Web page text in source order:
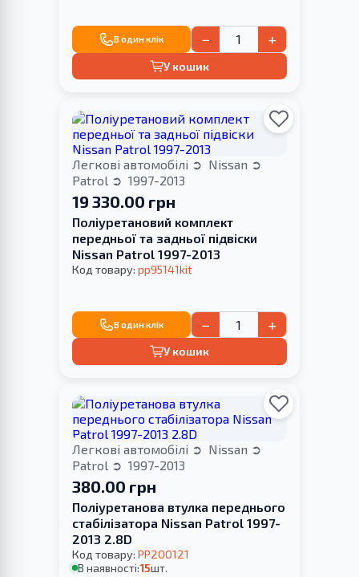
В один клік − +
У кошик
Легкові автомобілі
Nissan
Patrol
1997-2013
19 330.00 грн
Поліуретановий комплект
передньої та задньої підвіски
Nissan Patrol 1997-2013
Код товару: pp95141kit
В один клік − +
У кошик
Легкові автомобілі
Nissan
Patrol
1997-2013
380.00 грн
Поліуретанова втулка переднього
стабілізатора Nissan Patrol 1997-
2013 2.8D
Код товару: PP200121
В наявності:15шт.